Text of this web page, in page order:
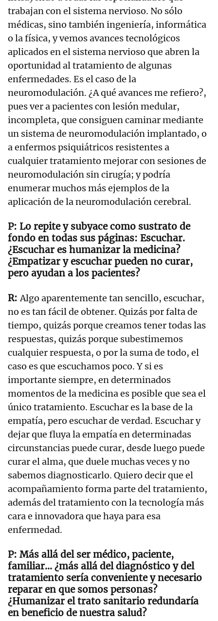
trabajan con el sistema nervioso. No sólo
médicas, sino también ingeniería, informática
o la física, y vemos avances tecnológicos
aplicados en el sistema nervioso que abren la
oportunidad al tratamiento de algunas
enfermedades. Es el caso de la
neuromodulación. ¿A qué avances me refiero?,
pues ver a pacientes con lesión medular,
incompleta, que consiguen caminar mediante
un sistema de neuromodulación implantado, o
a enfermos psiquiátricos resistentes a
cualquier tratamiento mejorar con sesiones de
neuromodulación sin cirugía; y podría
enumerar muchos más ejemplos de la
aplicación de la neuromodulación cerebral.
Lo repite y subyace como sustrato de
fondo en todas sus páginas: Escuchar.
¿Escuchar es humanizar la medicina?
¿Empatizar y escuchar pueden no curar,
pero ayudan a los pacientes?
Algo aparentemente tan sencillo, escuchar,
no es tan fácil de obtener. Quizás por falta de
tiempo, quizás porque creamos tener todas las
respuestas, quizás porque subestimemos
cualquier respuesta, o por la suma de todo, el
caso es que escuchamos poco. Y si es
importante siempre, en determinados
momentos de la medicina es posible que sea el
único tratamiento. Escuchar es la base de la
empatía, pero escuchar de verdad. Escuchar y
dejar que fluya la empatía en determinadas
circunstancias puede curar, desde luego puede
curar el alma, que duele muchas veces y no
sabemos diagnosticarlo. Quiero decir que el
acompañamiento forma parte del tratamiento,
además del tratamiento con la tecnología más
cara e innovadora que haya para esa
enfermedad.
Más allá del ser médico, paciente,
familiar… ¿más allá del diagnóstico y del
tratamiento sería conveniente y necesario
reparar en que somos personas?
¿Humanizar el trato sanitario redundaría
en beneficio de nuestra salud?